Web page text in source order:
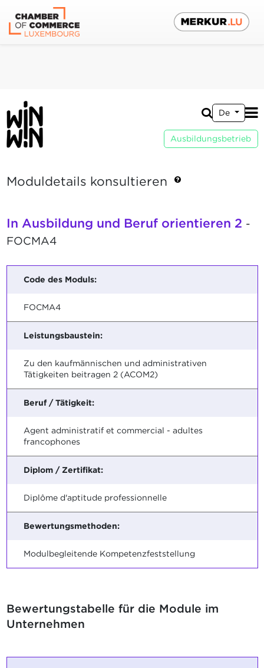
De
Ausbildungsbetrieb
Moduldetails konsultieren
In Ausbildung und Beruf orientieren 2 -
FOCMA4
Code des Moduls:
FOCMA4
Leistungsbaustein:
Zu den kaufmännischen und administrativen
Tätigkeiten beitragen 2 (ACOM2)
Beruf / Tätigkeit:
Agent administratif et commercial - adultes
francophones
Diplom / Zertifikat:
Diplôme d'aptitude professionnelle
Bewertungsmethoden:
Modulbegleitende Kompetenzfeststellung
Bewertungstabelle für die Module im
Unternehmen